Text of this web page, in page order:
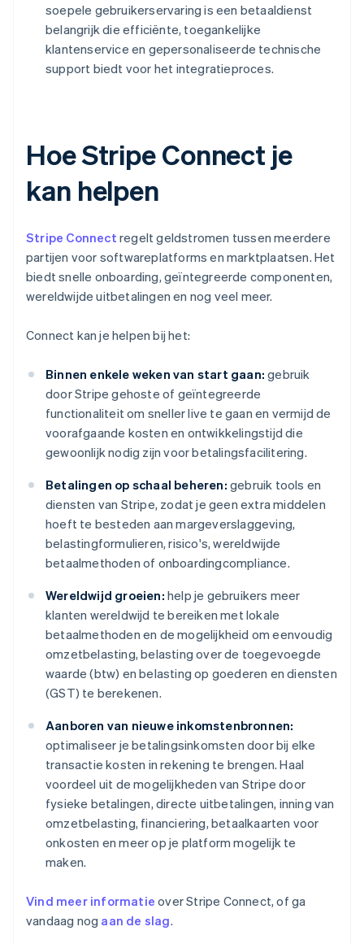
soepele gebruikerservaring is een betaaldienst
belangrijk die efficiënte, toegankelijke
klantenservice en gepersonaliseerde technische
support biedt voor het integratieproces.
Hoe Stripe Connect je
kan helpen
Stripe Connect regelt geldstromen tussen meerdere
partijen voor softwareplatforms en marktplaatsen. Het
biedt snelle onboarding, geïntegreerde componenten,
wereldwijde uitbetalingen en nog veel meer.
Connect kan je helpen bij het:
Binnen enkele weken van start gaan: gebruik
door Stripe gehoste of geïntegreerde
functionaliteit om sneller live te gaan en vermijd de
voorafgaande kosten en ontwikkelingstijd die
gewoonlijk nodig zijn voor betalingsfacilitering.
Betalingen op schaal beheren: gebruik tools en
diensten van Stripe, zodat je geen extra middelen
hoeft te besteden aan margeverslaggeving,
belastingformulieren, risico's, wereldwijde
betaalmethoden of onboardingcompliance.
Wereldwijd groeien: help je gebruikers meer
klanten wereldwijd te bereiken met lokale
betaalmethoden en de mogelijkheid om eenvoudig
omzetbelasting, belasting over de toegevoegde
waarde (btw) en belasting op goederen en diensten
(GST) te berekenen.
Aanboren van nieuwe inkomstenbronnen:
optimaliseer je betalingsinkomsten door bij elke
transactie kosten in rekening te brengen. Haal
voordeel uit de mogelijkheden van Stripe door
fysieke betalingen, directe uitbetalingen, inning van
omzetbelasting, financiering, betaalkaarten voor
onkosten en meer op je platform mogelijk te
maken.
Vind meer informatie over Stripe Connect, of ga
vandaag nog aan de slag.